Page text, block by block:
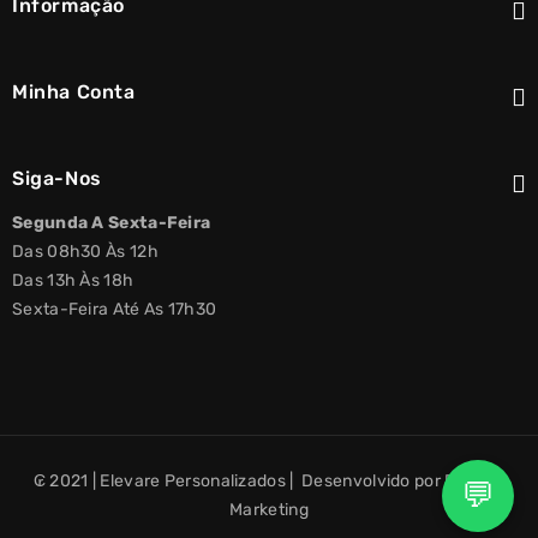
Informação
Minha Conta
Siga-Nos
Segunda A Sexta-Feira
Das 08h30 Às 12h
Das 13h Às 18h
Sexta-Feira Até As 17h30
₢ 2021 | Elevare Personalizados | Desenvolvido por Elevare
Marketing
💬